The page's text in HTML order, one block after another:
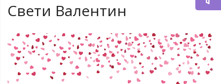
Свети Валентин